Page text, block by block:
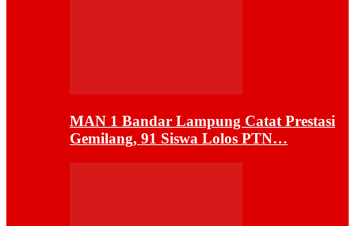
MAN 1 Bandar Lampung Catat Prestasi
Gemilang, 91 Siswa Lolos PTN…